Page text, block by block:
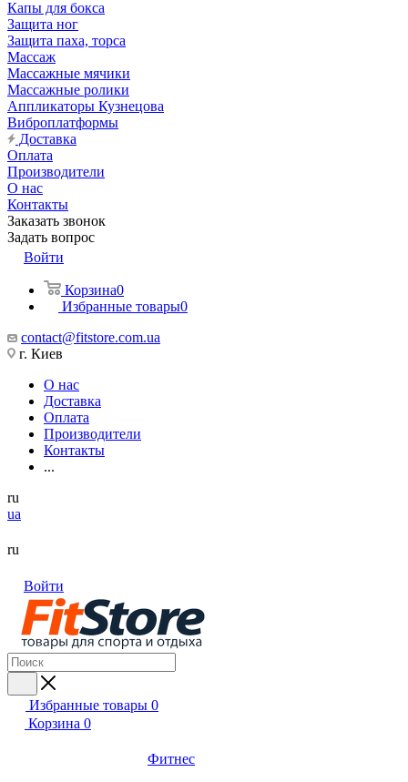
Капы для бокса
Защита ног
Защита паха, торса
Массаж
Массажные мячики
Массажные ролики
Аппликаторы Кузнецова
Виброплатформы
Доставка
Оплата
Производители
О нас
Контакты
Заказать звонок
Задать вопрос
Войти
Корзина0
Избранные товары0
contact@fitstore.com.ua
г. Киев
О нас
Доставка
Оплата
Производители
Контакты
...
ru
ua
ru
Войти
Избранные товары 0
Корзина 0
Фитнес